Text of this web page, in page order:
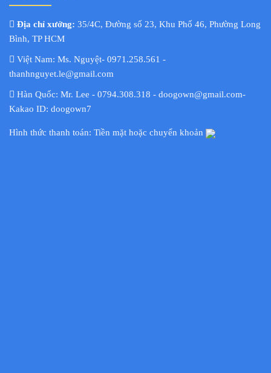
Địa chỉ xưởng: 35/4C, Đường số 23, Khu Phố 46, Phường Long
Bình, TP HCM
Việt Nam: Ms. Nguyệt- 0971.258.561 -
thanhnguyet.le@gmail.com
Hàn Quốc: Mr. Lee - 0794.308.318 - doogown@gmail.com-
Kakao ID: doogown7
Hình thức thanh toán: Tiền mặt hoặc chuyển khoản